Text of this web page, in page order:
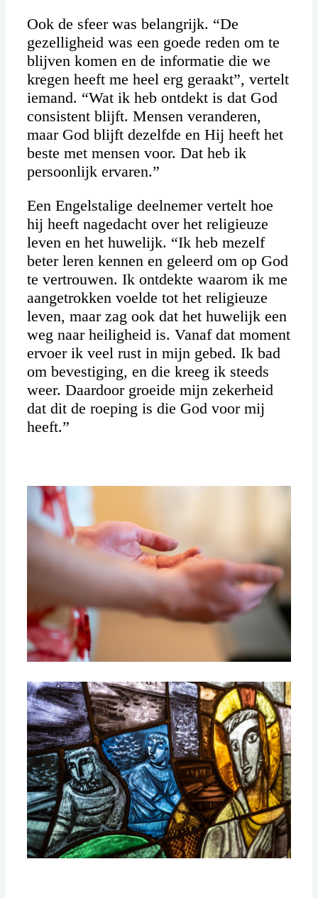
Ook de sfeer was belangrijk. “De
gezelligheid was een goede reden om te
blijven komen en de informatie die we
kregen heeft me heel erg geraakt”, vertelt
iemand. “Wat ik heb ontdekt is dat God
consistent blijft. Mensen veranderen,
maar God blijft dezelfde en Hij heeft het
beste met mensen voor. Dat heb ik
persoonlijk ervaren.”
Een Engelstalige deelnemer vertelt hoe
hij heeft nagedacht over het religieuze
leven en het huwelijk. “Ik heb mezelf
beter leren kennen en geleerd om op God
te vertrouwen. Ik ontdekte waarom ik me
aangetrokken voelde tot het religieuze
leven, maar zag ook dat het huwelijk een
weg naar heiligheid is. Vanaf dat moment
ervoer ik veel rust in mijn gebed. Ik bad
om bevestiging, en die kreeg ik steeds
weer. Daardoor groeide mijn zekerheid
dat dit de roeping is die God voor mij
heeft.”